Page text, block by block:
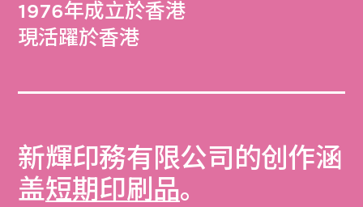
1976年成立於香港
現活躍於香港
新輝印務有限公司的创作涵
盖短期印刷品。